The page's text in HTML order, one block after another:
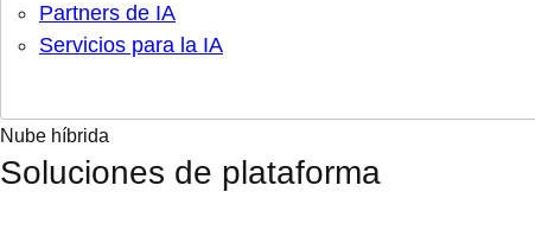
Partners de IA
Servicios para la IA
Nube híbrida
Soluciones de plataforma